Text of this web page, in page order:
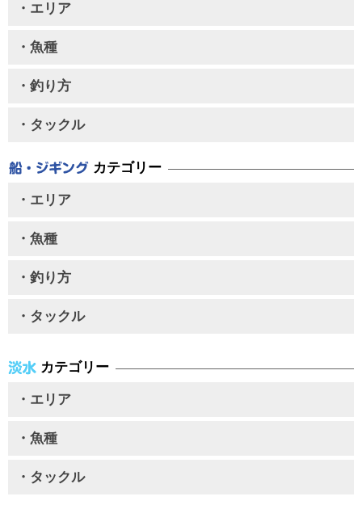
・エリア
・魚種
・釣り方
・タックル
カテゴリー
・エリア
・魚種
・釣り方
・タックル
カテゴリー
・エリア
・魚種
・タックル